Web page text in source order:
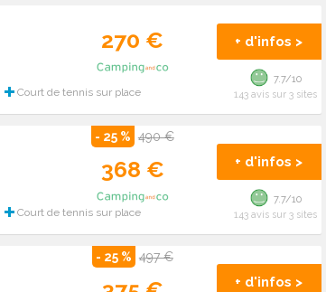
Court de tennis sur place
270 € + d'infos >
7.7/10
143 avis sur 3 sites
Court de tennis sur place
- 25 % 490 €
368 € + d'infos >
7.7/10
143 avis sur 3 sites
- 25 % 497 €
+ d'infos >